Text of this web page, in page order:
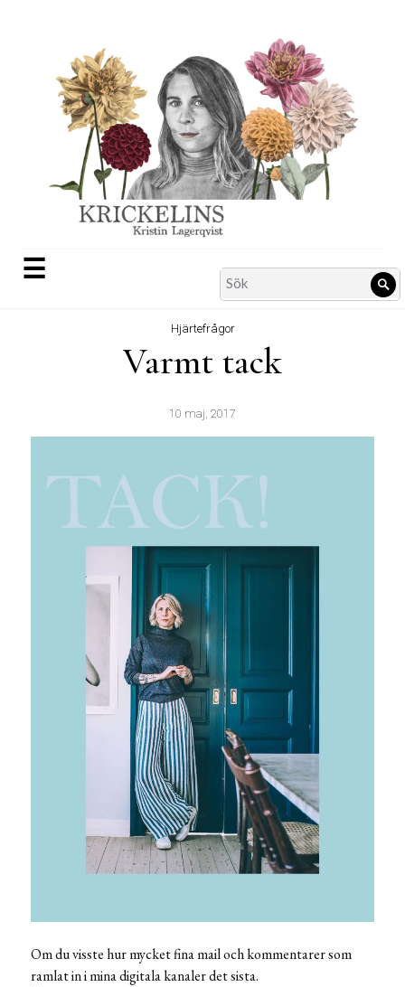
☰
Search
for:
Hjärtefrågor
Varmt tack
10 maj, 2017
Om du visste hur mycket fina mail och kommentarer som
ramlat in i mina digitala kanaler det sista.